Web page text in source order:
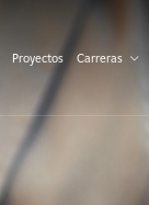
Proyectos Carreras